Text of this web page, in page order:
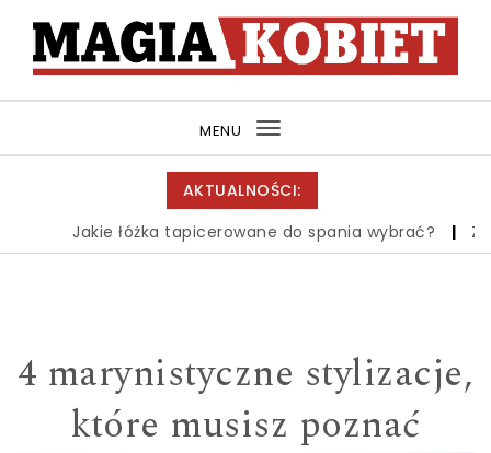
MENU
Toggle
navigation
AKTUALNOŚCI:
Jakie łóżka tapicerowane do spania wybrać? |
4 marynistyczne stylizacje,
które musisz poznać